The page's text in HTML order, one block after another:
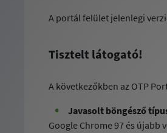
A portál felület jelenlegi
Tisztelt látogató!
A következőkben az OTP
Javasolt böngésző
Google Chrome 97 és